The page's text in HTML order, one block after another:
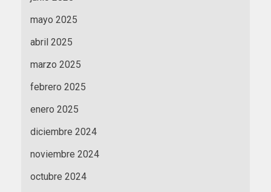
mayo 2025
abril 2025
marzo 2025
febrero 2025
enero 2025
diciembre 2024
noviembre 2024
octubre 2024